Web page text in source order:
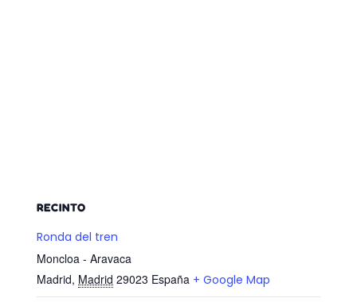
RECINTO
Ronda del tren
Moncloa - Aravaca
Madrid, Madrid 29023 España + Google Map